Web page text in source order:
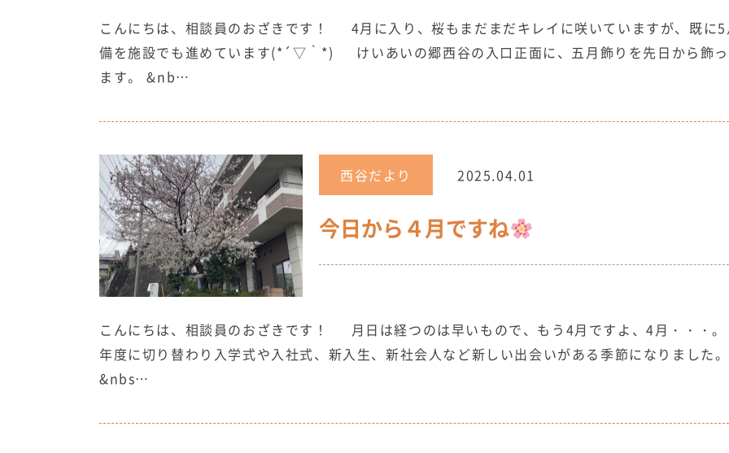
こんにちは、相談員のおざきです！ 4月に入り、桜もまだまだキレイに咲いていますが、既に5
備を施設でも進めています(*´▽｀*) けいあいの郷西谷の入口正面に、五月飾りを先日から飾
ます。 &nb…
西谷だより 2025.04.01
今日から４月ですね
こんにちは、相談員のおざきです！ 月日は経つのは早いもので、もう4月ですよ、4月・・
年度に切り替わり入学式や入社式、新入生、新社会人など新しい出会いがある季節になりました。
&nbs…